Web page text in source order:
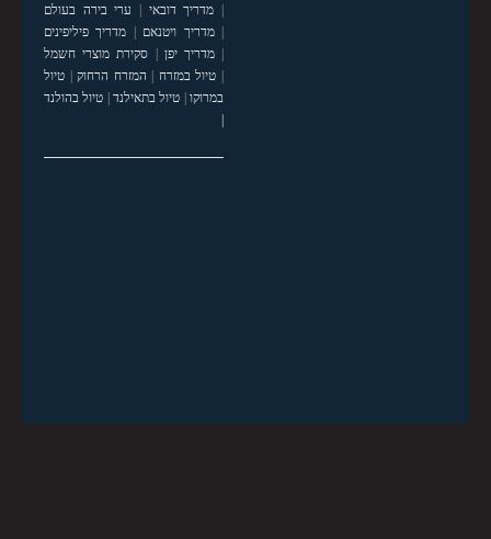
| מדריך דובאי | ערי בירה בעולם
|מדריך ויטנאם | מדריך פיליפינים
|מדריך יפן | סקירת מוצרי חשמל
| טיול במזרח | המזרח הרחוק| טיול
במרוקו| טיול בתאילנד| טיול בהולנד
|